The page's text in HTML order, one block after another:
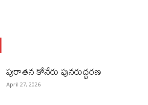
పురాత‌న కోనేరు పున‌రుద్ధ‌ర‌ణ
April 27, 2026